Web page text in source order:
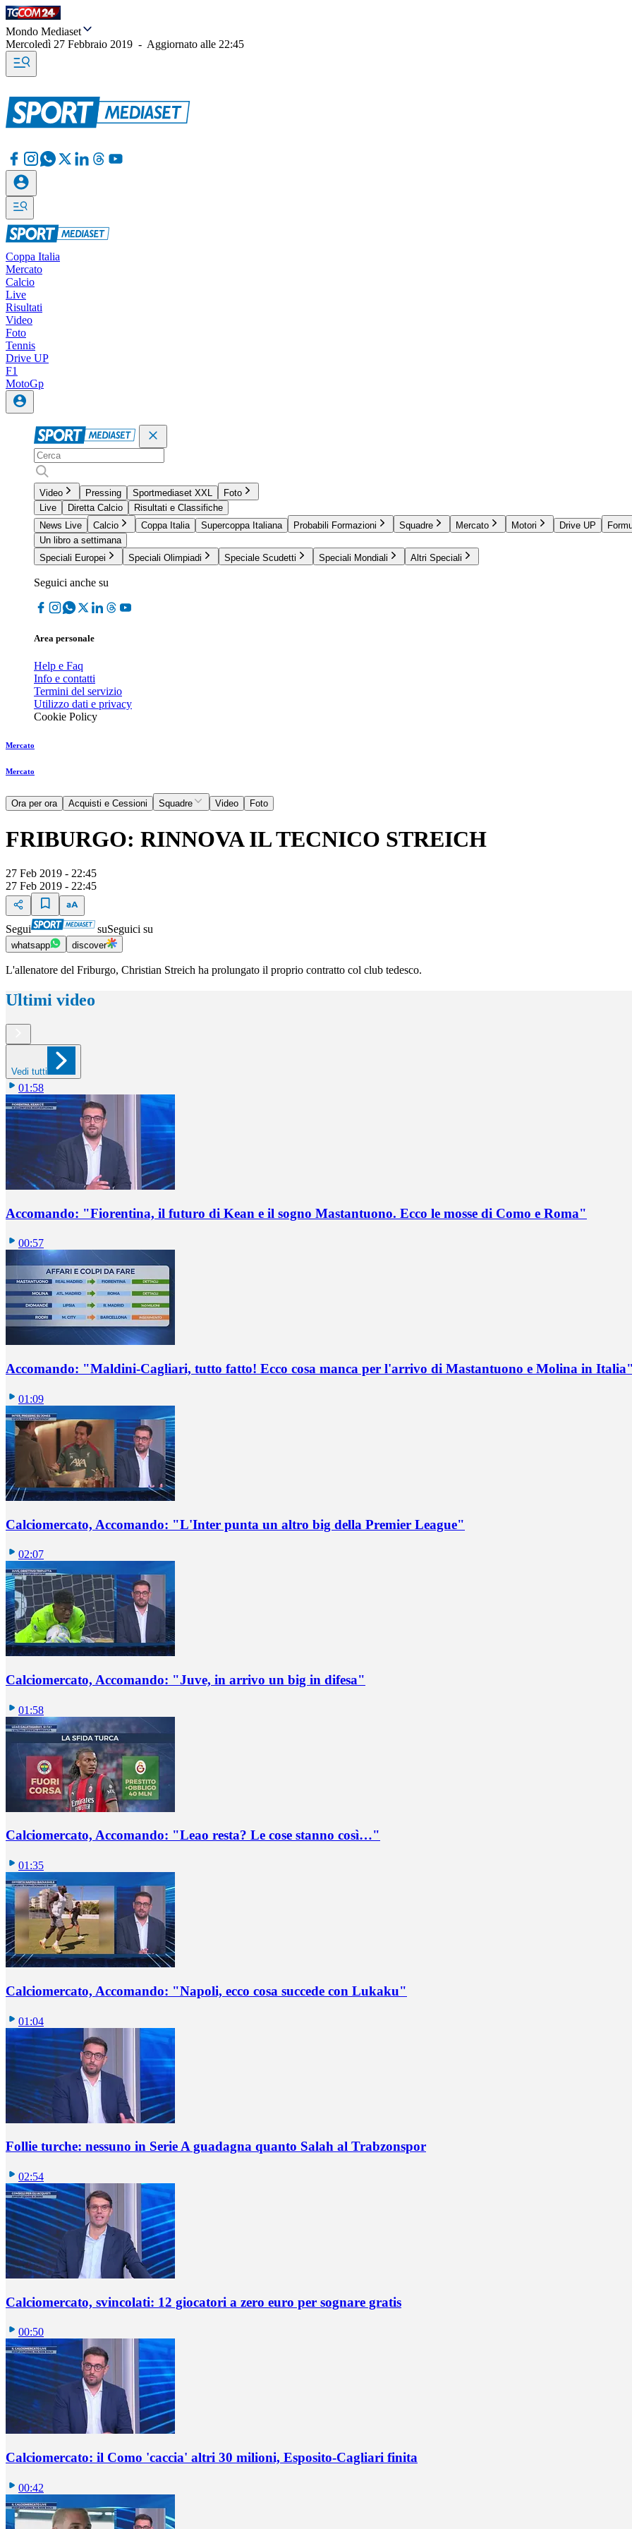
Mondo Mediaset
Mercoledì 27 Febbraio 2019 - Aggiornato alle 22:45
Coppa Italia
Mercato
Calcio
Live
Risultati
Video
Foto
Tennis
Drive UP
F1
MotoGp
Video Pressing Sportmediaset XXL
Foto
Live
Diretta Calcio
Risultati e Classifiche
News Live
Calcio Coppa Italia Supercoppa Italiana Probabili Formazioni Squadre Mercato Motori Drive UP
Un libro a settimana
Speciali Europei
Speciali Olimpiadi Speciale Scudetti Speciali Mondiali Altri Speciali
Seguici anche su
Area personale
Help e Faq
Info e contatti
Termini del servizio
Utilizzo dati e privacy
Cookie Policy
Mercato
Mercato
Ora per ora Acquisti e Cessioni Squadre Video Foto
FRIBURGO: RINNOVA IL TECNICO STREICH
27 Feb 2019 - 22:45
27 Feb 2019 - 22:45
Segui suSeguici su
whatsapp discover
L'allenatore del Friburgo, Christian Streich ha prolungato il proprio contratto col club tedesco.
Ultimi video
Vedi tutti
01:58
Accomando: "Fiorentina, il futuro di Kean e il sogno Mastantuono. Ecco le mosse di Como e Roma"
00:57
Accomando: "Maldini-Cagliari, tutto fatto! Ecco cosa manca per l'arrivo di Mastantuono e Molina in
01:09
Calciomercato, Accomando: "L'Inter punta un altro big della Premier League"
02:07
Calciomercato, Accomando: "Juve, in arrivo un big in difesa"
01:58
Calciomercato, Accomando: "Leao resta? Le cose stanno così…"
01:35
Calciomercato, Accomando: "Napoli, ecco cosa succede con Lukaku"
01:04
Follie turche: nessuno in Serie A guadagna quanto Salah al Trabzonspor
02:54
Calciomercato, svincolati: 12 giocatori a zero euro per sognare gratis
00:50
Calciomercato: il Como 'caccia' altri 30 milioni, Esposito-Cagliari finita
00:42